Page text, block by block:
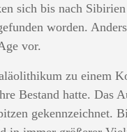
sich bis nach
worden.
vor.
zu einem
Bestand hatte. Das
gekennzeichnet.